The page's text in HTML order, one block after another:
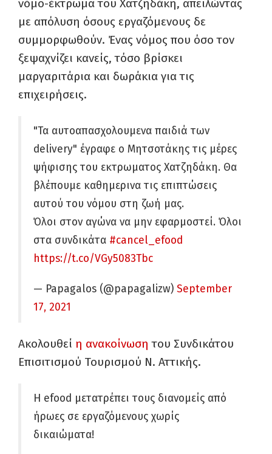
νόμο-έκτρωμα του Χατζηδάκη, απειλώντας
με απόλυση όσους εργαζόμενους δε
συμμορφωθούν. Ένας νόμος που όσο τον
ξεψαχνίζει κανείς, τόσο βρίσκει
μαργαριτάρια και δωράκια για τις
επιχειρήσεις.
"Τα αυτοαπασχολουμενα παιδιά των
delivery" έγραφε ο Μητσοτάκης τις μέρες
ψήφισης του εκτρωματος Χατζηδάκη. Θα
βλέπουμε καθημερινα τις επιπτώσεις
αυτού του νόμου στη ζωή μας.
Όλοι στον αγώνα να μην εφαρμοστεί. Όλοι
στα συνδικάτα #cancel_efood
https://t.co/VGy5083Tbc
— Papagalos (@papagalizw) September
17, 2021
Ακολουθεί η ανακοίνωση του Συνδικάτου
Επισιτισμού Τουρισμού Ν. Αττικής.
H efood μετατρέπει τους διανομείς από
ήρωες σε εργαζόμενους χωρίς
δικαιώματα!